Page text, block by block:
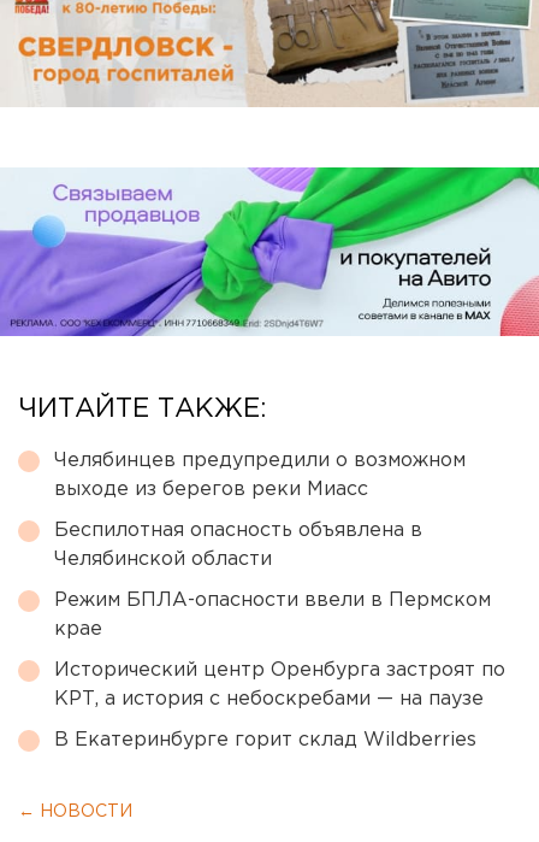
ЧИТАЙТЕ ТАКЖЕ:
Челябинцев предупредили о возможном
выходе из берегов реки Миасс
Беспилотная опасность объявлена в
Челябинской области
Режим БПЛА-опасности ввели в Пермском
крае
Исторический центр Оренбурга застроят по
КРТ, а история с небоскребами — на паузе
В Екатеринбурге горит склад Wildberries
← НОВОСТИ